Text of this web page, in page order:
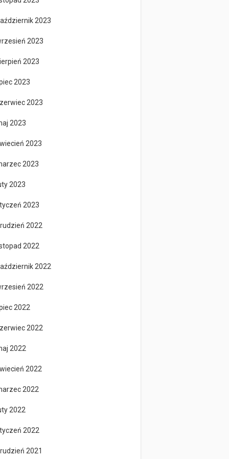
2023
2023
2023
2023
2023
2023
2023
2023
2023
2023
2022
2022
2022
2022
2022
2022
2022
2022
2022
2022
2022
2021